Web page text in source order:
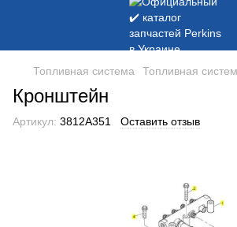
Топливная система Топливная
Кронштейн
Артикул: 3812A351 Оставить отзыв